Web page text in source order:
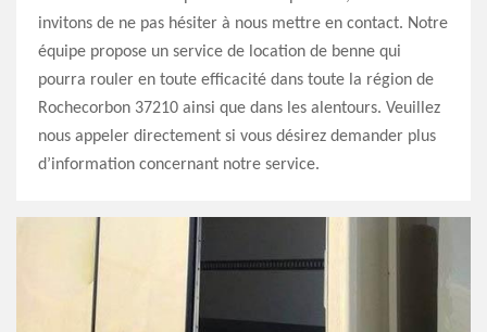
invitons de ne pas hésiter à nous mettre en contact. Notre
équipe propose un service de location de benne qui
pourra rouler en toute efficacité dans toute la région de
Rochecorbon 37210 ainsi que dans les alentours. Veuillez
nous appeler directement si vous désirez demander plus
d’information concernant notre service.